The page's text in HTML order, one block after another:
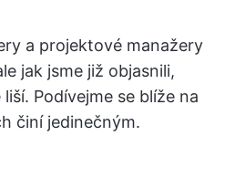
a projektové manažery
jak jsme již objasnili,
Podívejme se blíže na
činí jedinečným.